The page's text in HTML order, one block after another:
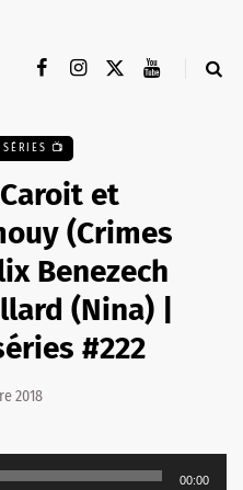
📺
et
(Crimes
Benezech
(Nina) |
#222
2018
00:00